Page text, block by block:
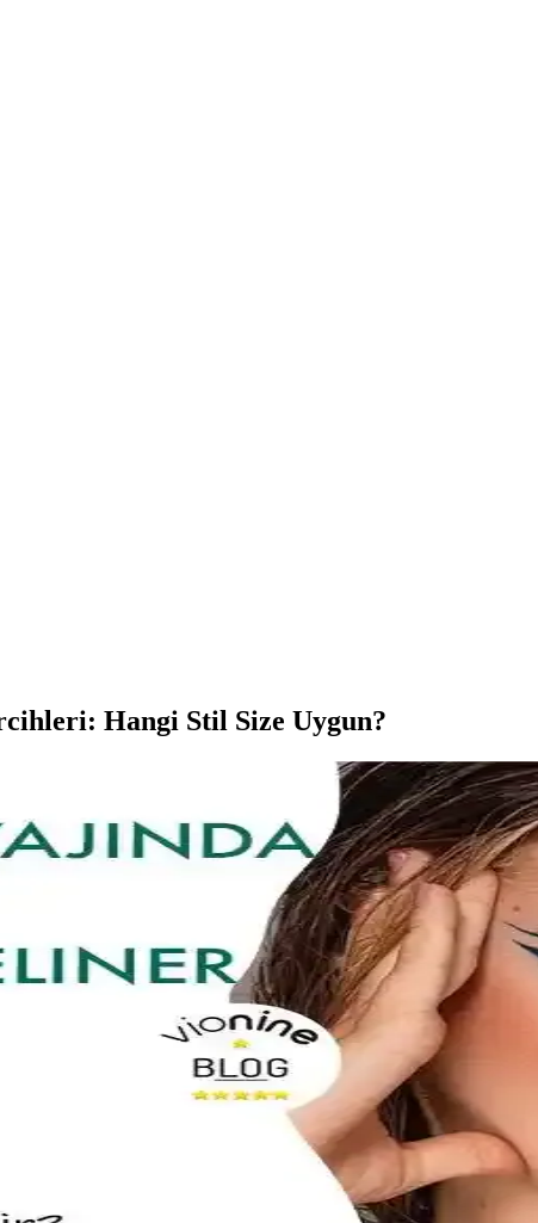
Hangi Stil Size Uygun?